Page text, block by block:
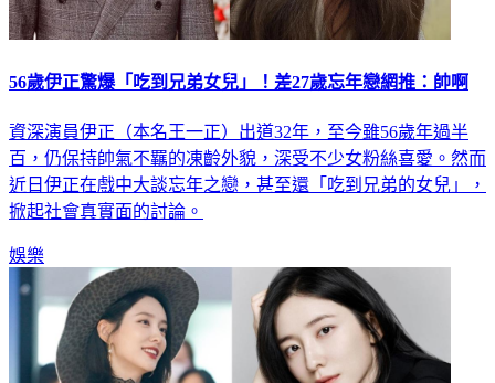
56歲伊正驚爆「吃到兄弟女兒」！差27歲忘年戀網推：帥啊
資深演員伊正（本名王一正）出道32年，至今雖56歲年過半
百，仍保持帥氣不羈的凍齡外貌，深受不少女粉絲喜愛。然而
近日伊正在戲中大談忘年之戀，甚至還「吃到兄弟的女兒」，
掀起社會真實面的討論。
娛樂